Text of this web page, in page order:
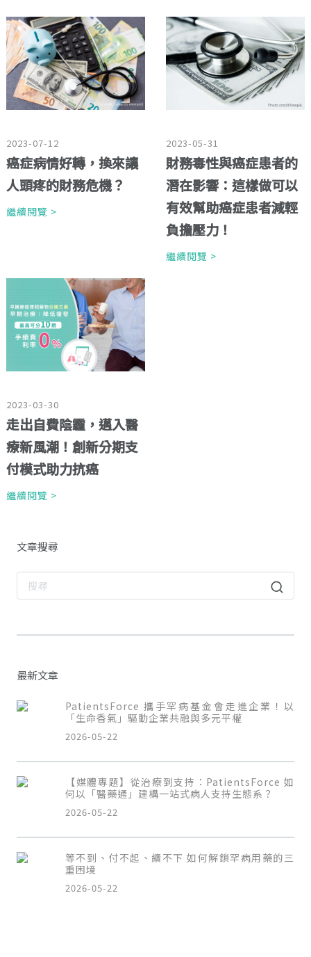
2023-07-12
癌症病情好轉，換來讓
人頭疼的財務危機？
繼續閱覽 >
2023-05-31
財務毒性與癌症患者的
潛在影響：這樣做可以
有效幫助癌症患者減輕
負擔壓力！
繼續閱覽 >
2023-03-30
走出自費陰霾，邁入醫
療新風潮！創新分期支
付模式助力抗癌
繼續閱覽 >
文章搜尋
最新文章
PatientsForce 攜手罕病基金會走進企業！以
「生命香氣」驅動企業共融與多元平權
2026-05-22
【媒體專題】從治療到支持：PatientsForce 如
何以「醫藥通」建構一站式病人支持生態系？
2026-05-22
等不到、付不起、續不下 如何解鎖罕病用藥的三
重困境
2026-05-22